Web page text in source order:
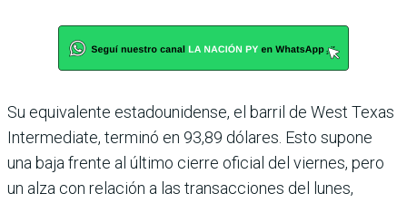
Su equivalente estadounidense, el barril de West Texas
Intermediate, terminó en 93,89 dólares. Esto supone
una baja frente al último cierre oficial del viernes, pero
un alza con relación a las transacciones del lunes,